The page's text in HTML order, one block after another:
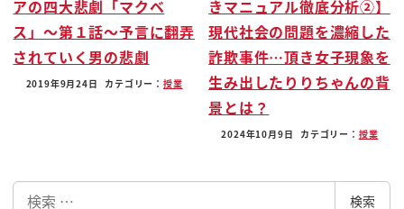
改修をですねでっかい殺そうとしてたんですね
こえーる龍馬はですね
この場所にですね龍馬が来てですね返しを殺そうと
変え汁がお前は世界を見ろということを磨いてです
分かったと勉強不足だったということで熱心な
門下生になったと
アの四大悲劇「マクベ
ス」〜第１話〜予言に翻弄
されていく男の悲劇
2019年9月24日 カテゴリー： 授業
きマニュアル徹底分析②】
現代社会の問題を濃縮した
詐欺事件…頂き女子現象を
生み出したりりちゃんの背
景とは？
2024年10月9日 カテゴリー： 授業
検索